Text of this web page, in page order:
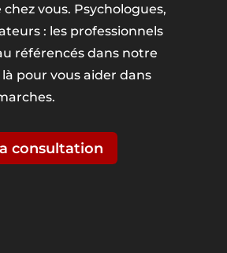
chez vous. Psychologues,
: les professionnels
référencés dans notre
pour vous aider dans
consultation